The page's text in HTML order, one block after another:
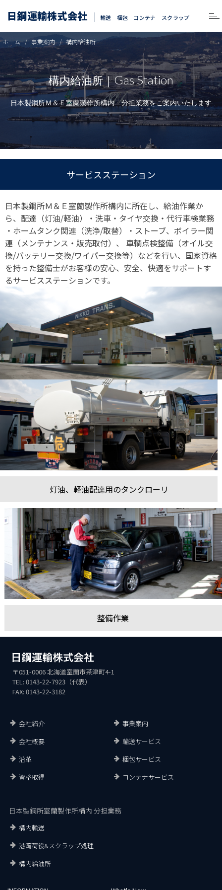
日鋼運輸株式会社 輸送 梱包 コンテナ スクラップ
ホーム 事業案内 構内給油所
構内給油所｜Gas Station
日本製鋼所Ｍ＆Ｅ室蘭製作所構内 分担業務をご案内いたします
サービスステーション
日本製鋼所Ｍ＆Ｅ室蘭製作所構内に所在し、給油作業か
ら、配達（灯油/軽油）・洗車・タイヤ交換・代行車検業務
・ホームタンク関連（洗浄/取替）・ストーブ、ボイラー関
連（メンテナンス・販売取付）、 車輌点検整備（オイル交
換/バッテリー交換/ワイパー交換等）などを行い、国家資格
を持った整備士がお客様の安心、安全、快適をサポートす
るサービスステーションです。
灯油、軽油配達用のタンクローリ
整備作業
〒051-0006 北海道室蘭市茶津町4-1
TEL: 0143-22-7923（代表）
FAX: 0143-22-3182
会社紹介
会社概要
沿革
資格取得
事業案内
輸送サービス
梱包サービス
コンテナサービス
日本製鋼所室蘭製作所構内 分担業務
構内輸送
港湾荷役&スクラップ処理
構内給油所